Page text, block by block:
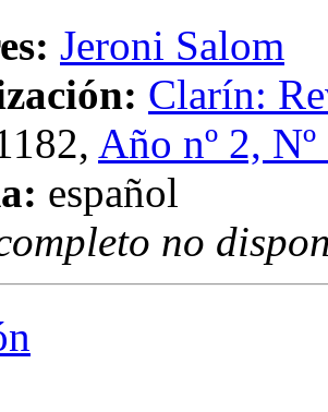
Jeroni Salom
Clarín:
Año nº 2,
español
no